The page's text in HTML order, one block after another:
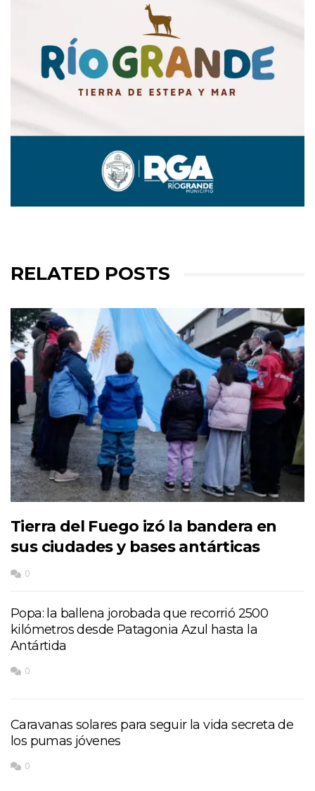
RELATED POSTS
Tierra del Fuego izó la bandera en
sus ciudades y bases antárticas
0
Popa: la ballena jorobada que recorrió 2500
kilómetros desde Patagonia Azul hasta la
Antártida
0
Caravanas solares para seguir la vida secreta de
los pumas jóvenes
0